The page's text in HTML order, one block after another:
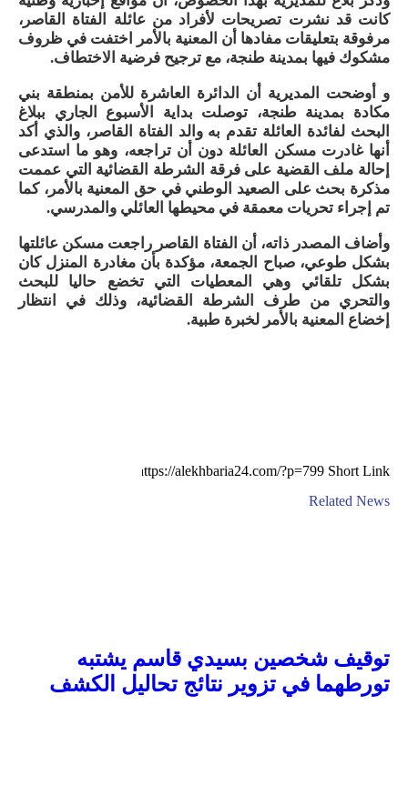
كانت قد نشرت تصريحات لأفراد من عائلة الفتاة القاصر،
مرفوقة بتعليقات مفادها أن المعنية بالأمر اختفت في ظروف
مشكوك فيها بمدينة طنجة، مع ترجيح فرضية الاختطاف.
و أوضحت المديرية أن الدائرة العاشرة للأمن بمنطقة بني
مكادة بمدينة طنجة، توصلت بداية الأسبوع الجاري ببلاغ
البحث لفائدة العائلة تقدم به والد الفتاة القاصر، والذي أكد
أنها غادرت مسكن العائلة دون أن تراجعه، وهو ما استدعى
إحالة ملف القضية على فرقة الشرطة القضائية التي عممت
مذكرة بحث على الصعيد الوطني في حق المعنية بالأمر، كما
تم إجراء تحريات معمقة في محيطها العائلي والمدرسي.
وأضاف المصدر ذاته، أن الفتاة القاصر راجعت مسكن عائلتها
بشكل طوعي، صباح الجمعة، مؤكدة بأن مغادرة المنزل كان
بشكل تلقائي وهي المعطيات التي تخضع حاليا للبحث
والتحري من طرف الشرطة القضائية، وذلك في انتظار
إخضاع المعنية بالأمر لخبرة طبية.
Short Link
Related News
توقيف شخصين بسيدي قاسم يشتبه
تورطهما في تزوير نتائج تحاليل الكشف